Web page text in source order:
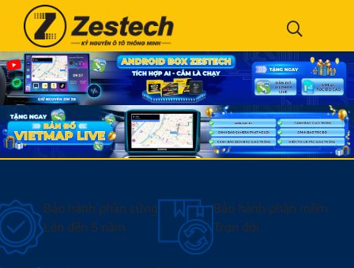
Bảo hành phần cứng
Lên đến 5 năm
Bảo hành phần mềm
Trọn đời